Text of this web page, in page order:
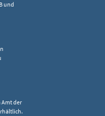
und
der